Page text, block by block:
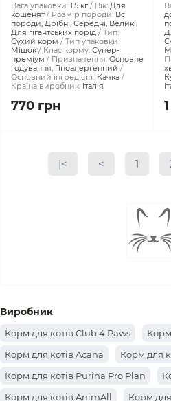
Вага упаковки: 1.5 кг Вік: Для
кошенят
Розмір породи: Всі
породи, Дрібні, Середні, Великі,
Для гігантських порід
Тип:
Сухий корм
Тип упаковки:
Мішок
Клас корму: Супер-
преміум
Призначення: Основне
годування, Гіпоалергенний
Основний інгредієнт: Качка
Країна виробник: Італія
770 грн
|< < 1
Виробник
Корм для котів Club 4 Paws
Корм для котів Acana
Корм для
Корм для котів Purina Pro Plan
Корм для котів AnimAll
Корм